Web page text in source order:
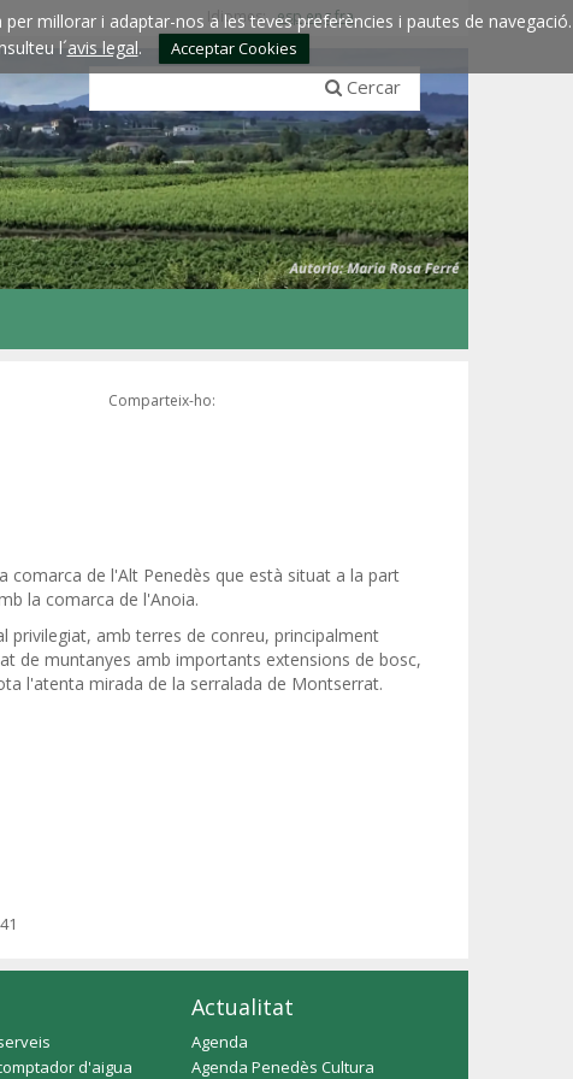
millorar i adaptar-nos a les teves preferències i pautes de navegació.
l´avis legal. Acceptar Cookies
Idiomes:esp engfra
Cercar
Comparteix-ho:
comarca de l'Alt Penedès que està situat a la part
la comarca de l'Anoia.
privilegiat, amb terres de conreu, principalment
de muntanyes amb importants extensions de bosc,
l'atenta mirada de la serralada de Montserrat.
d'aigua
Actualitat
Agenda
Agenda Penedès Cultura